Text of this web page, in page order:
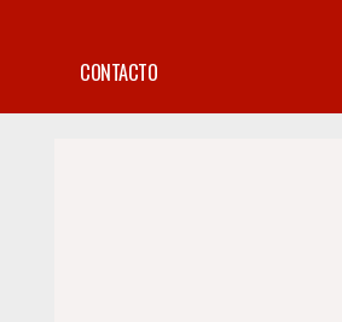
CONTACTO